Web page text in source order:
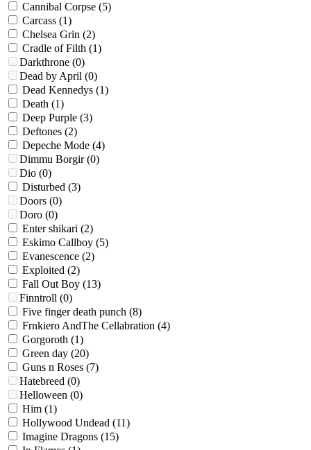
Cannibal Corpse (5)
Carcass (1)
Chelsea Grin (2)
Cradle of Filth (1)
Darkthrone (0)
Dead by April (0)
Dead Kennedys (1)
Death (1)
Deep Purple (3)
Deftones (2)
Depeche Mode (4)
Dimmu Borgir (0)
Dio (0)
Disturbed (3)
Doors (0)
Doro (0)
Enter shikari (2)
Eskimo Callboy (5)
Evanescence (2)
Exploited (2)
Fall Out Boy (13)
Finntroll (0)
Five finger death punch (8)
Frnkiero AndThe Cellabration (4)
Gorgoroth (1)
Green day (20)
Guns n Roses (7)
Hatebreed (0)
Helloween (0)
Him (1)
Hollywood Undead (11)
Imagine Dragons (15)